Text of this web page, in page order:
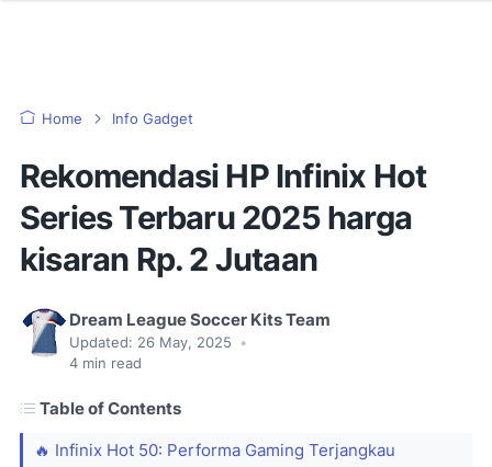
Home Info Gadget
Rekomendasi HP Infinix Hot
Series Terbaru 2025 harga
kisaran Rp. 2 Jutaan
Dream League Soccer Kits Team
Updated: 26 May, 2025
•
4 min read
Table of Contents
🔥 Infinix Hot 50: Performa Gaming Terjangkau